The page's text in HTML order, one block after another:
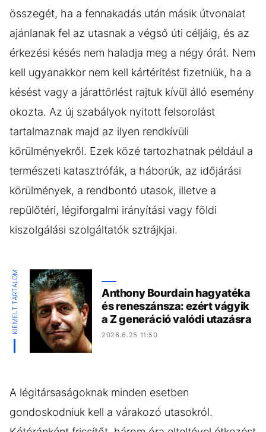
összegét, ha a fennakadás után másik útvonalat
ajánlanak fel az utasnak a végső úti céljáig, és az
érkezési késés nem haladja meg a négy órát. Nem
kell ugyanakkor nem kell kártérítést fizetniük, ha a
késést vagy a járattörlést rajtuk kívül álló esemény
okozta. Az új szabályok nyitott felsorolást
tartalmaznak majd az ilyen rendkívüli
körülményekről. Ezek közé tartozhatnak például a
természeti katasztrófák, a háborúk, az időjárási
körülmények, a rendbontó utasok, illetve a
repülőtéri, légiforgalmi irányítási vagy földi
kiszolgálási szolgáltatók sztrájkjai.
KIEMELT TARTALOM
Anthony Bourdain hagyatéka
és reneszánsza: ezért vágyik
a Z generáció valódi utazásra
2026.6.25 11:50
A légitársaságoknak minden esetben
gondoskodniuk kell a várakozó utasokról.